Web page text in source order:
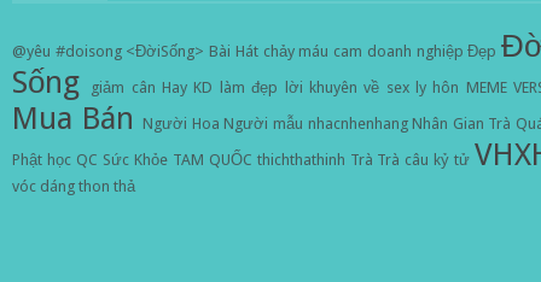
@yêu #doisong <ĐờiSống> Bài Hát chảy máu cam doanh nghiệp Đẹp
Sống
giảm cân Hay KD làm đẹp lời khuyên về sex ly hôn MEME
Mua Bán Người Hoa Người mẫu nhacnhenhang Nhân Gian Trà
Phật học QC Sức Khỏe TAM QUỐC thichthathinh Trà Trà câu kỷ tử
vóc dáng thon thả